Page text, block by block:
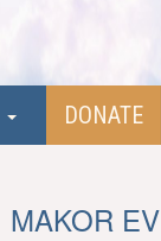
DONATE
MAKOR